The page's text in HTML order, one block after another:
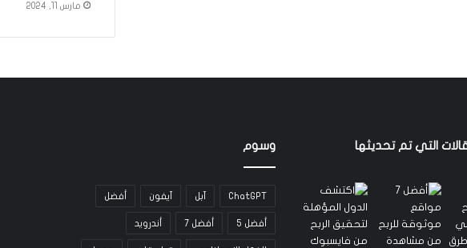
مارس 11, 2024
التي تم تحديثها وسوم
ChatGPT آبل آيفون أفضل
أفضل 5 أفضل 7 أندرويد